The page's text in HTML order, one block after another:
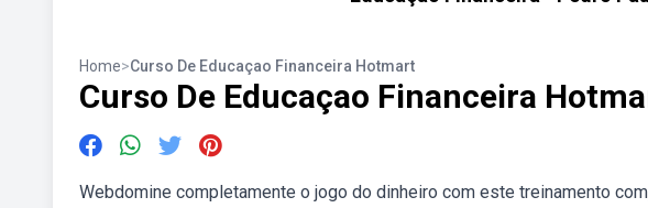
Home>Curso De Educaçao Financeira Hotmart
Curso De Educaçao Financeira
Webdomine completamente o jogo do dinheiro com este treinamento